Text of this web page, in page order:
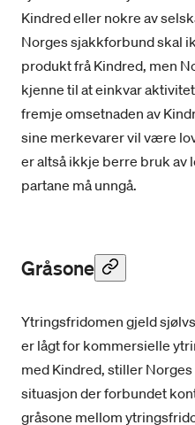
Kindred eller nokre av
Norges sjakkforbund skal
produkt frå Kindred, men
kjenne til at einkvar
fremje omsetnaden av
sine merkevarer vil være
er altså ikkje berre bruk av
partane må unngå.
Gråsone
Ytringsfridomen gjeld
er lågt for kommersielle
med Kindred, stiller
situasjon der forbundet
gråsone mellom